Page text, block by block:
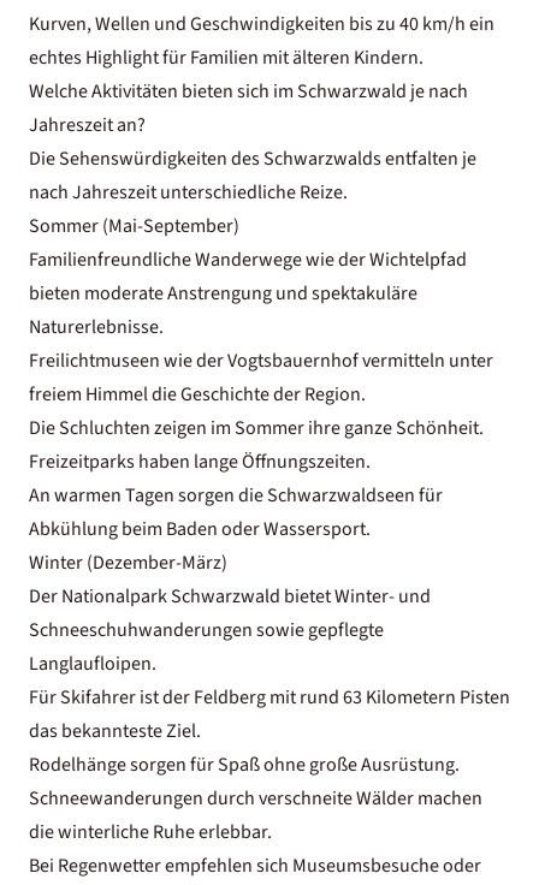
Kurven, Wellen und Geschwindigkeiten bis zu 40 km/h ein
echtes Highlight für Familien mit älteren Kindern.
Welche Aktivitäten bieten sich im Schwarzwald je nach
Jahreszeit an?
Die Sehenswürdigkeiten des Schwarzwalds entfalten je
nach Jahreszeit unterschiedliche Reize.
Sommer (Mai-September)
Familienfreundliche Wanderwege wie der Wichtelpfad
bieten moderate Anstrengung und spektakuläre
Naturerlebnisse.
Freilichtmuseen wie der Vogtsbauernhof vermitteln unter
freiem Himmel die Geschichte der Region.
Die Schluchten zeigen im Sommer ihre ganze Schönheit.
Freizeitparks haben lange Öffnungszeiten.
An warmen Tagen sorgen die Schwarzwaldseen für
Abkühlung beim Baden oder Wassersport.
Winter (Dezember-März)
Der Nationalpark Schwarzwald bietet Winter- und
Schneeschuhwanderungen sowie gepflegte
Langlaufloipen.
Für Skifahrer ist der Feldberg mit rund 63 Kilometern Pisten
das bekannteste Ziel.
Rodelhänge sorgen für Spaß ohne große Ausrüstung.
Schneewanderungen durch verschneite Wälder machen
die winterliche Ruhe erlebbar.
Bei Regenwetter empfehlen sich Museumsbesuche oder